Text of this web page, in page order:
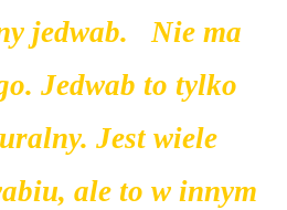
jedwab. Nie ma
Jedwab to tylko
Jest wiele
ale to w innym